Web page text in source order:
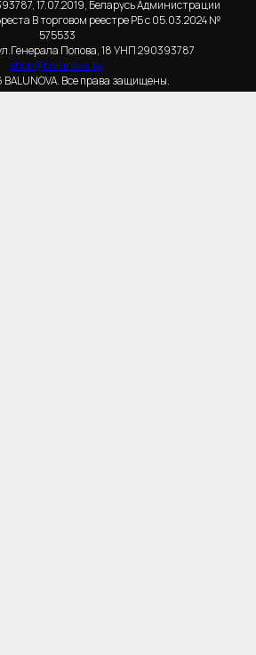
17.07.2019, Беларусь Администрации
В торговом реестре РБ с 05.03.2024 №
575533
Попова, 18 УНП 290393787
shop@balunova.by
BALUNOVA. Все права защищены.